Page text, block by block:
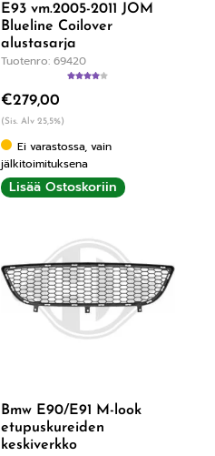
E93 vm.2005-2011 JOM
Blueline Coilover
alustasarja
Tuotenro: 69420
€279,00
(Sis. Alv 25,5%)
Ei varastossa, vain
jälkitoimituksena
Lisää Ostoskoriin
Bmw E90/E91 M-look
etupuskureiden
keskiverkko